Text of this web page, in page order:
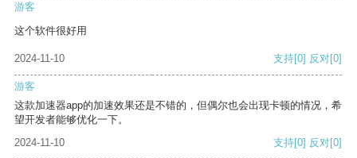
游客
这个软件很好用
2024-11-10 支持[0] 反对[0]
游客
这款加速器app的加速效果还是不错的，但偶尔也会出现卡顿的情况，希
望开发者能够优化一下。
2024-11-10
支持[0] 反对[0]